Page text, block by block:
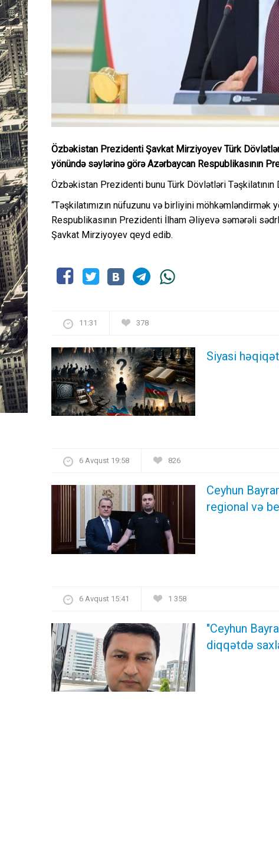
Özbəkistan Prezidenti Şavkat Mirziyoyev Türk
yönündə səylərinə görə Azərbaycan Respublikasının
Özbəkistan Prezidenti bunu Türk Dövlətləri
“Təşkilatımızın nüfuzunu və birliyini
Respublikasının Prezidenti İlham Əliyevə səmərəli
Şavkat Mirziyoyev qeyd edib.
11:31 378
Siyasi
6 Avqust 19:58 826
Ceyhun
regional və
6 Avqust 15:41 1 358
"Ceyhun
diqqətdə